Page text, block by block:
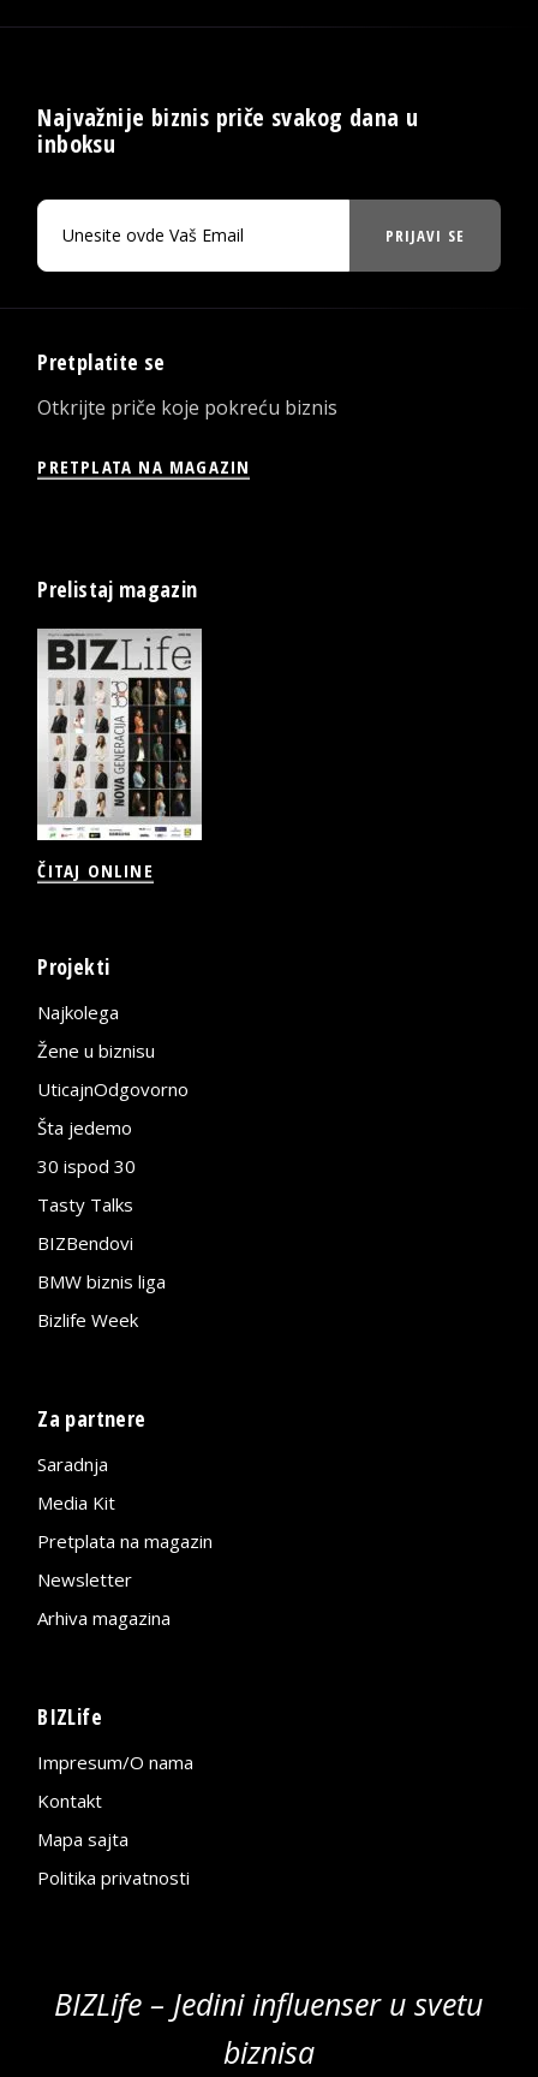
Najvažnije biznis priče svakog dana u
inboksu
PRIJAVI SE
Pretplatite se
Otkrijte priče koje pokreću biznis
PRETPLATA NA MAGAZIN
Prelistaj magazin
ČITAJ ONLINE
Projekti
Najkolega
Žene u biznisu
UticajnOdgovorno
Šta jedemo
30 ispod 30
Tasty Talks
BIZBendovi
BMW biznis liga
Bizlife Week
Za partnere
Saradnja
Media Kit
Pretplata na magazin
Newsletter
Arhiva magazina
BIZLife
Impresum/O nama
Kontakt
Mapa sajta
Politika privatnosti
BIZLife – Jedini influenser u svetu
biznisa